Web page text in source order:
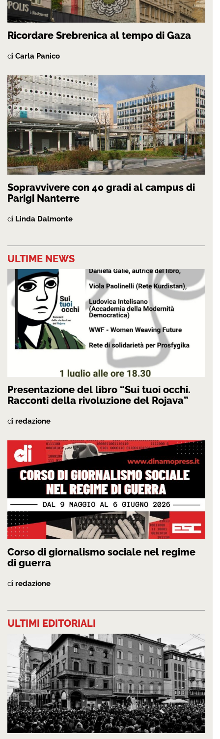
Ricordare Srebrenica al tempo di Gaza
di Carla Panico
Sopravvivere con 40 gradi al campus di
Parigi Nanterre
di Linda Dalmonte
ULTIME NEWS
Presentazione del libro “Sui tuoi occhi.
Racconti della rivoluzione del Rojava”
di redazione
Corso di giornalismo sociale nel regime
di guerra
di redazione
ULTIMI EDITORIALI